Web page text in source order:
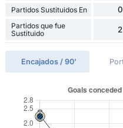
Partidos Sustituidos En 0
Partidos que fue
Sustituido
2
Encajados / 90'